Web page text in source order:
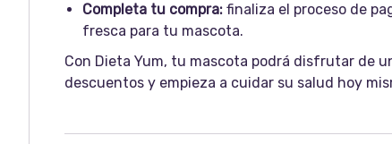
Completa tu compra: finaliza el proceso de
fresca para tu mascota.
Con Dieta Yum, tu mascota podrá disfrutar de
descuentos y empieza a cuidar su salud hoy